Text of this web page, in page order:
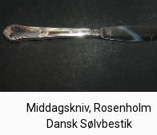
Middagskniv, Rosenholm
Dansk Sølvbestik